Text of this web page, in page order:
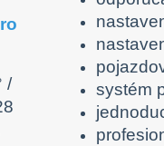
/
systém